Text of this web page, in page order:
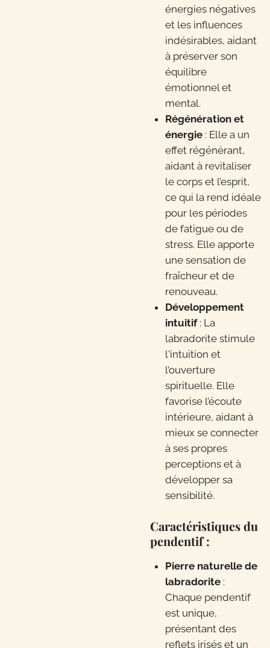
énergies négatives
et les influences
indésirables, aidant
à préserver son
équilibre
émotionnel et
mental.
Régénération et
énergie : Elle a un
effet régénérant,
aidant à revitaliser
le corps et l’esprit,
ce qui la rend idéale
pour les périodes
de fatigue ou de
stress. Elle apporte
une sensation de
fraîcheur et de
renouveau.
Développement
intuitif: La
labradorite stimule
l'intuition et
l’ouverture
spirituelle. Elle
favorise l’écoute
intérieure, aidant à
mieux se connecter
à ses propres
perceptions et à
développer sa
sensibilité.
Caractéristiques du
pendentif :
Pierre naturelle de
labradorite :
Chaque pendentif
est unique,
présentant des
reflets irisés et un